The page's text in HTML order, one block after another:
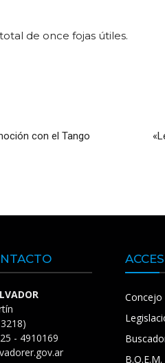
de once fojas útiles.
con el Tango
- 4910169
Concejo
B.O.E.M.